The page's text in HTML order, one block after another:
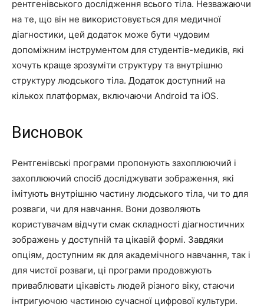
рентгенівського дослідження всього тіла. Незважаючи
на те, що він не використовується для медичної
діагностики, цей додаток може бути чудовим
допоміжним інструментом для студентів-медиків, які
хочуть краще зрозуміти структуру та внутрішню
структуру людського тіла. Додаток доступний на
кількох платформах, включаючи Android та iOS.
Висновок
Рентгенівські програми пропонують захоплюючий і
захоплюючий спосіб досліджувати зображення, які
імітують внутрішню частину людського тіла, чи то для
розваги, чи для навчання. Вони дозволяють
користувачам відчути смак складності діагностичних
зображень у доступній та цікавій формі. Завдяки
опціям, доступним як для академічного навчання, так і
для чистої розваги, ці програми продовжують
приваблювати цікавість людей різного віку, стаючи
інтригуючою частиною сучасної цифрової культури.